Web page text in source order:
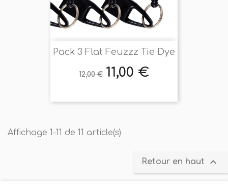
Pack 3 Flat Feuzzz Tie Dye
Prix
12,00 € Prix
11,00 €
Affichage 1-11 de 11 article(s)
Retour en haut 